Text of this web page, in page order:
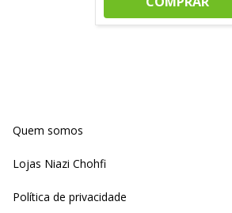
Quem somos
Lojas Niazi Chohfi
Política de privacidade